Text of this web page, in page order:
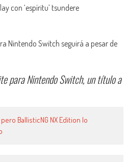
con ‘espíritu’ tsundere
Nintendo Switch seguirá a pesar de
para Nintendo Switch, un título a
BallisticNG NX Edition lo